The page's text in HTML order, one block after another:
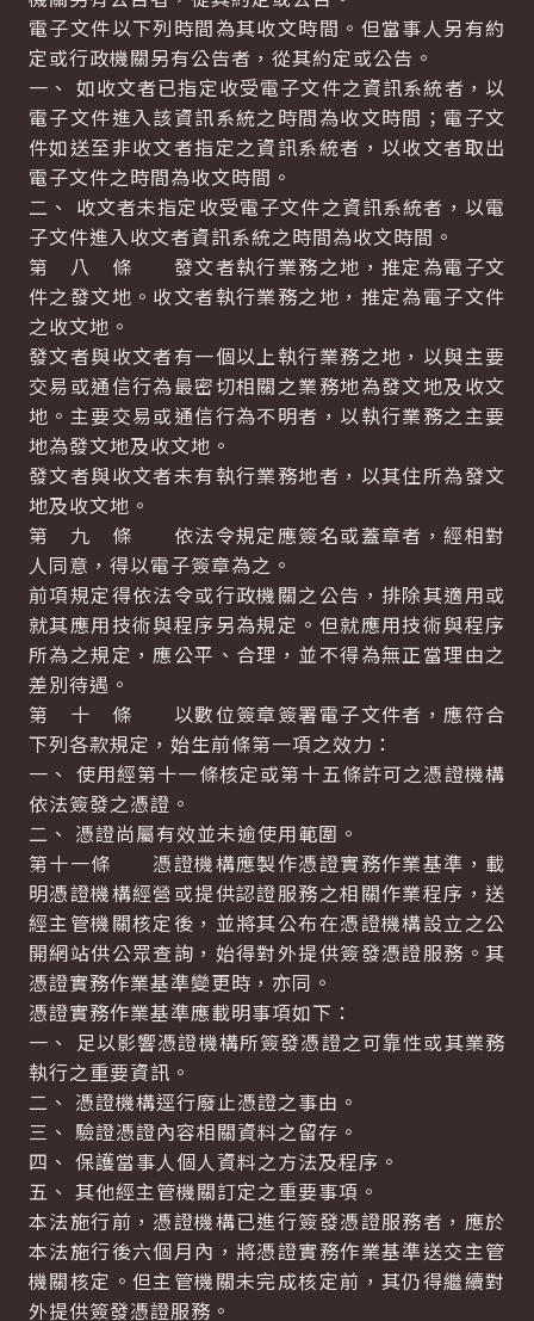
電子文件以下列時間為其收文時間。但當事人另有約
定或行政機關另有公告者，從其約定或公告。
一、 如收文者已指定收受電子文件之資訊系統者，以
電子文件進入該資訊系統之時間為收文時間；電子文
件如送至非收文者指定之資訊系統者，以收文者取出
電子文件之時間為收文時間。
二、 收文者未指定收受電子文件之資訊系統者，以電
子文件進入收文者資訊系統之時間為收文時間。
第 八 條 發文者執行業務之地，推定為電子文
件之發文地。收文者執行業務之地，推定為電子文件
之收文地。
發文者與收文者有一個以上執行業務之地，以與主要
交易或通信行為最密切相關之業務地為發文地及收文
地。主要交易或通信行為不明者，以執行業務之主要
地為發文地及收文地。
發文者與收文者未有執行業務地者，以其住所為發文
地及收文地。
第 九 條 依法令規定應簽名或蓋章者，經相對
人同意，得以電子簽章為之。
前項規定得依法令或行政機關之公告，排除其適用或
就其應用技術與程序另為規定。但就應用技術與程序
所為之規定，應公平、合理，並不得為無正當理由之
差別待遇。
第 十 條 以數位簽章簽署電子文件者，應符合
下列各款規定，始生前條第一項之效力：
一、 使用經第十一條核定或第十五條許可之憑證機構
依法簽發之憑證。
二、 憑證尚屬有效並未逾使用範圍。
第十一條 憑證機構應製作憑證實務作業基準，載
明憑證機構經營或提供認證服務之相關作業程序，送
經主管機關核定後，並將其公布在憑證機構設立之公
開網站供公眾查詢，始得對外提供簽發憑證服務。其
憑證實務作業基準變更時，亦同。
憑證實務作業基準應載明事項如下：
一、 足以影響憑證機構所簽發憑證之可靠性或其業務
執行之重要資訊。
二、 憑證機構逕行廢止憑證之事由。
三、 驗證憑證內容相關資料之留存。
四、 保護當事人個人資料之方法及程序。
五、 其他經主管機關訂定之重要事項。
本法施行前，憑證機構已進行簽發憑證服務者，應於
本法施行後六個月內，將憑證實務作業基準送交主管
機關核定。但主管機關未完成核定前，其仍得繼續對
外提供簽發憑證服務。